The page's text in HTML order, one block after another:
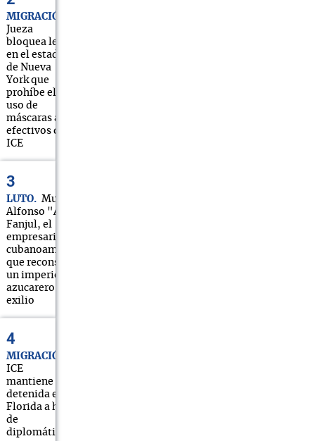
MIGRACIÓN
Jueza
bloquea ley
en el estado
de Nueva
York que
prohíbe el
uso de
máscaras a
efectivos del
ICE
LUTO
Muere
Alfonso "Alfy"
Fanjul, el
empresario
cubanoamericano
que reconstruyó
un imperio
azucarero tras el
exilio
MIGRACIÓN
ICE
mantiene
detenida en
Florida a hija
de
diplomático